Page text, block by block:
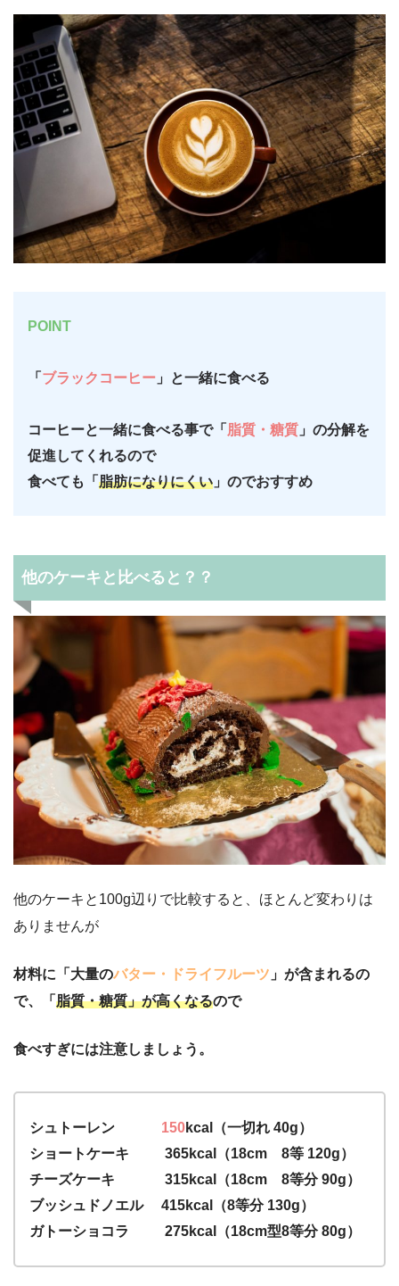
POINT
「 ブラックコーヒー 」と一緒に食べる
コーヒーと一緒に食べる事で「 脂質・糖質 」の分解を
促進してくれるので
食べても「 脂肪になりにくい 」のでおすすめ
他のケーキと比べると？？
他のケーキと100g辺りで比較すると、ほとんど変わりは
ありませんが
材料に「大量のバター・ドライフルーツ 」が含まれるの
で、「 脂質・糖質」が高くなるので
食べすぎには注意しましょう。
シュトーレン 150kcal（一切れ 40g）
ショートケーキ 365kcal（18cm 8等 120g）
チーズケーキ 315kcal（18cm 8等分 90g）
ブッシュドノエル 415kcal（8等分 130g）
ガトーショコラ 275kcal（18cm型8等分 80g）